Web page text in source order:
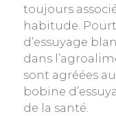
toujours
habitude.
d’essuyage
dans
sont agréées
bobine
de la santé.